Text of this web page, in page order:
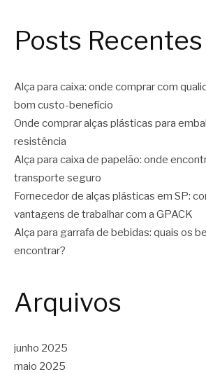
Posts Recentes
Alça para caixa: onde comprar com
bom custo-benefício
Onde comprar alças plásticas para
resistência
Alça para caixa de papelão: onde
transporte seguro
Fornecedor de alças plásticas em SP:
vantagens de trabalhar com a GPACK
Alça para garrafa de bebidas: quais os
encontrar?
Arquivos
junho 2025
maio 2025